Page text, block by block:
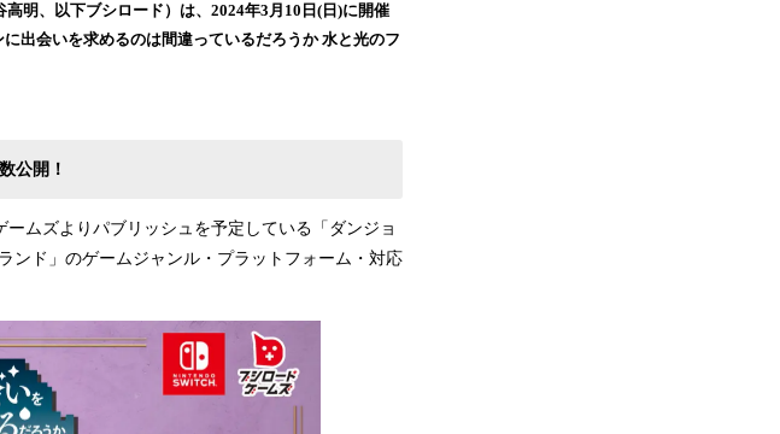
！
数
で
す
明、以下ブシロード）は、2024年3月10日(日)に開催
出会いを求めるのは間違っているだろうか 水と光のフ
公開！
ムズよりパブリッシュを予定している「ダンジョ
ンド」のゲームジャンル・プラットフォーム・対応